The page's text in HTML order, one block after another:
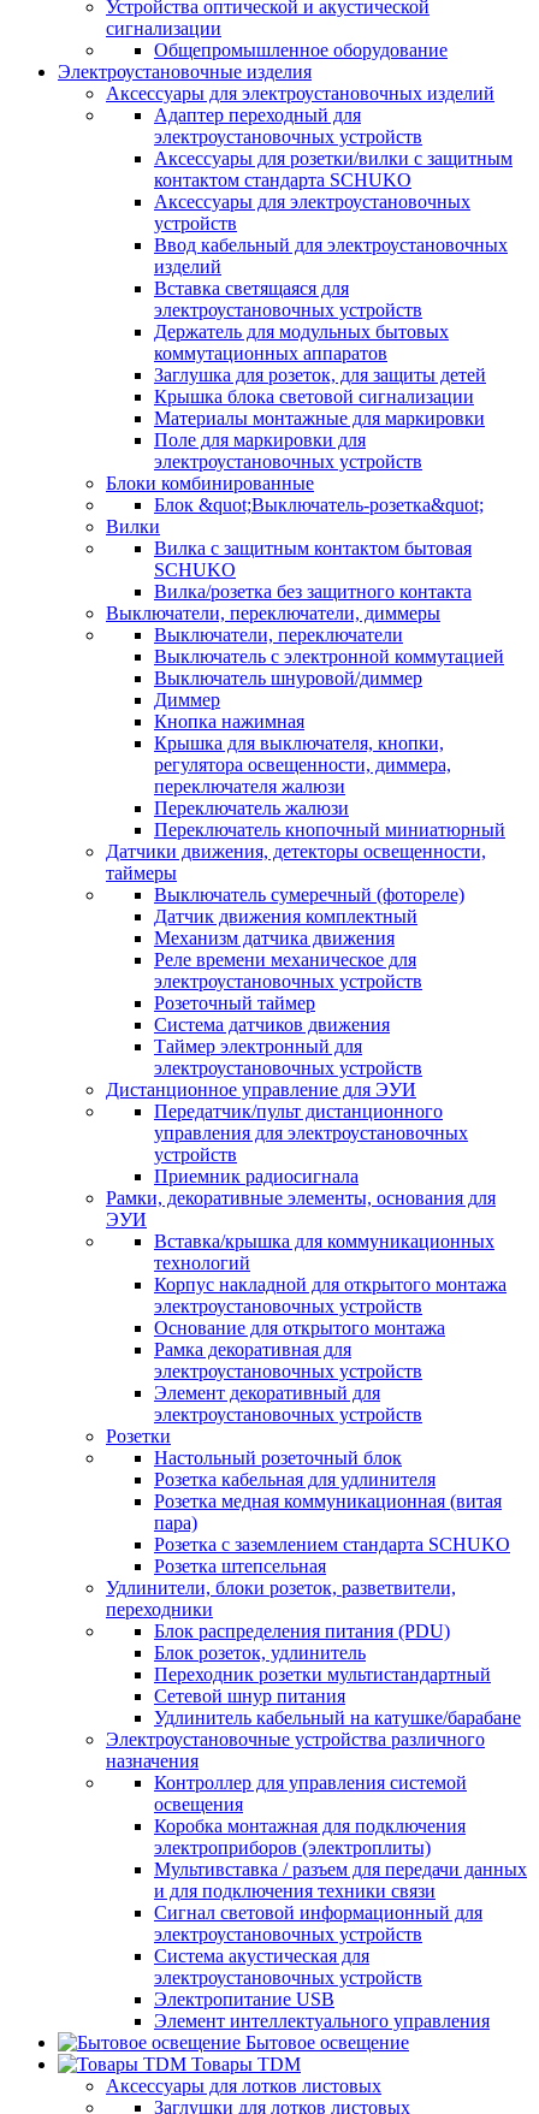
Устройства оптической и акустической
сигнализации
Общепромышленное оборудование
Электроустановочные изделия
Аксессуары для электроустановочных изделий
Адаптер переходный для
электроустановочных устройств
Аксессуары для розетки/вилки с защитным
контактом стандарта SCHUKO
Аксессуары для электроустановочных
устройств
Ввод кабельный для электроустановочных
изделий
Вставка светящаяся для
электроустановочных устройств
Держатель для модульных бытовых
коммутационных аппаратов
Заглушка для розеток, для защиты детей
Крышка блока световой сигнализации
Материалы монтажные для маркировки
Поле для маркировки для
электроустановочных устройств
Блоки комбинированные
Блок &quot;Выключатель-розетка&quot;
Вилки
Вилка с защитным контактом бытовая
SCHUKO
Вилка/розетка без защитного контакта
Выключатели, переключатели, диммеры
Выключатели, переключатели
Выключатель с электронной коммутацией
Выключатель шнуровой/диммер
Диммер
Кнопка нажимная
Крышка для выключателя, кнопки,
регулятора освещенности, диммера,
переключателя жалюзи
Переключатель жалюзи
Переключатель кнопочный миниатюрный
Датчики движения, детекторы освещенности,
таймеры
Выключатель сумеречный (фотореле)
Датчик движения комплектный
Механизм датчика движения
Реле времени механическое для
электроустановочных устройств
Розеточный таймер
Система датчиков движения
Таймер электронный для
электроустановочных устройств
Дистанционное управление для ЭУИ
Передатчик/пульт дистанционного
управления для электроустановочных
устройств
Приемник радиосигнала
Рамки, декоративные элементы, основания для
ЭУИ
Вставка/крышка для коммуникационных
технологий
Корпус накладной для открытого монтажа
электроустановочных устройств
Основание для открытого монтажа
Рамка декоративная для
электроустановочных устройств
Элемент декоративный для
электроустановочных устройств
Розетки
Настольный розеточный блок
Розетка кабельная для удлинителя
Розетка медная коммуникационная (витая
пара)
Розетка с заземлением стандарта SCHUKO
Розетка штепсельная
Удлинители, блоки розеток, разветвители,
переходники
Блок распределения питания (PDU)
Блок розеток, удлинитель
Переходник розетки мультистандартный
Сетевой шнур питания
Удлинитель кабельный на катушке/барабане
Электроустановочные устройства различного
назначения
Контроллер для управления системой
освещения
Коробка монтажная для подключения
электроприборов (электроплиты)
Мультивставка / разъем для передачи данных
и для подключения техники связи
Сигнал световой информационный для
электроустановочных устройств
Система акустическая для
электроустановочных устройств
Электропитание USB
Элемент интеллектуального управления
Бытовое освещение
Товары TDM
Аксессуары для лотков листовых
Заглушки для лотков листовых